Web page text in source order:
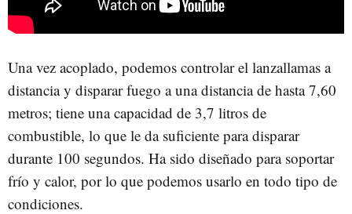
Una vez acoplado, podemos controlar el lanzallamas a
distancia y disparar fuego a una distancia de hasta 7,60
metros; tiene una capacidad de 3,7 litros de
combustible, lo que le da suficiente para disparar
durante 100 segundos. Ha sido diseñado para soportar
frío y calor, por lo que podemos usarlo en todo tipo de
condiciones.